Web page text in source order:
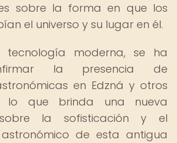
sobre la forma en que los
el universo y su lugar en él.
moderna, se ha
la presencia de
en Edzná y otros
lo que brinda una nueva
la sofisticación y el
de esta antigua